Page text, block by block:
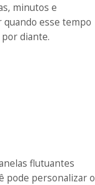
minutos e
quando esse tempo
diante.
flutuantes
pode personalizar o